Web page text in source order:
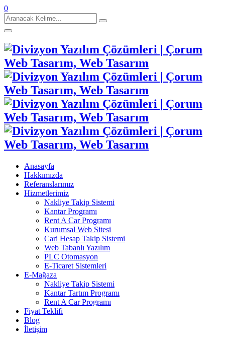
0
Aranacak
Kelime:
Anasayfa
Hakkımızda
Referanslarımız
Hizmetlerimiz
Nakliye Takip Sistemi
Kantar Programı
Rent A Car Programı
Kurumsal Web Sitesi
Cari Hesap Takip Sistemi
Web Tabanlı Yazılım
PLC Otomasyon
E-Ticaret Sistemleri
E-Mağaza
Nakliye Takip Sistemi
Kantar Tartım Programı
Rent A Car Programı
Fiyat Teklifi
Blog
İletişim